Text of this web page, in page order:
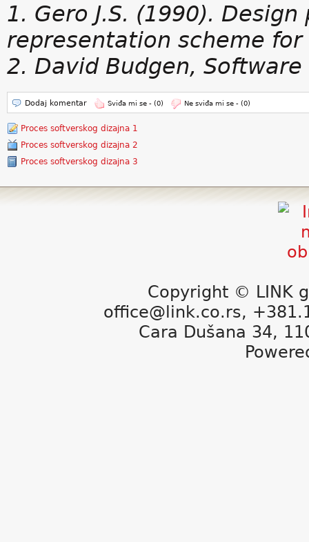
1. Gero J.S. (1990).
representation scheme for
2. David Budgen,
Dodaj komentar Sviđa mi se - (0) Ne sviđa mi se - (0)
Proces softverskog dizajna 1
Proces softverskog dizajna 2
Proces softverskog dizajna 3
Copyright © LINK
office@link.co.rs,
Cara Dušana 34,